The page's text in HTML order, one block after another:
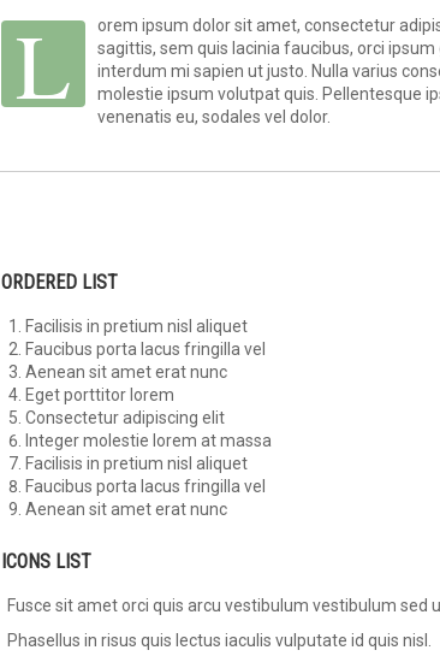
L
orem ipsum dolor sit amet, consectetur
sagittis, sem quis lacinia faucibus, orci ipsum
interdum mi sapien ut justo. Nulla varius
molestie ipsum volutpat quis. Pellentesque
venenatis eu, sodales vel dolor.
ORDERED LIST
Facilisis in pretium nisl aliquet
Faucibus porta lacus fringilla vel
Aenean sit amet erat nunc
Eget porttitor lorem
Consectetur adipiscing elit
Integer molestie lorem at massa
Facilisis in pretium nisl aliquet
Faucibus porta lacus fringilla vel
Aenean sit amet erat nunc
ICONS LIST
Fusce sit amet orci quis arcu vestibulum vestibulum sed
Phasellus in risus quis lectus iaculis vulputate id quis nisl.